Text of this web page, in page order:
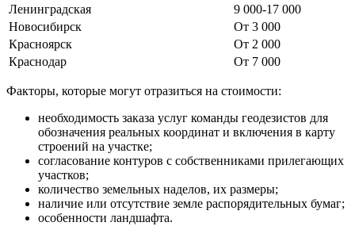
Ленинградская
9 000-17 000
Новосибирск
От 3 000
Красноярск
От 2 000
Краснодар
От 7 000
Факторы, которые могут отразиться на стоимости:
необходимость заказа услуг команды геодезистов для
обозначения реальных координат и включения в карту
строений на участке;
согласование контуров с собственниками прилегающих
участков;
количество земельных наделов, их размеры;
наличие или отсутствие земле распорядительных бумаг;
особенности ландшафта.